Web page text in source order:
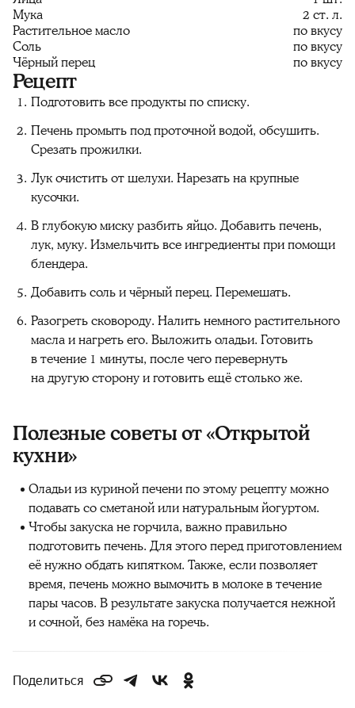
Мука
2 ст. л.
Растительное масло
по вкусу
Соль
по вкусу
Чёрный перец
по вкусу
Рецепт
Подготовить все продукты по списку.
Печень промыть под проточной водой, обсушить.
Срезать прожилки.
Лук очистить от шелухи. Нарезать на крупные
кусочки.
В глубокую миску разбить яйцо. Добавить печень,
лук, муку. Измельчить все ингредиенты при помощи
блендера.
Добавить соль и чёрный перец. Перемешать.
Разогреть сковороду. Налить немного растительного
масла и нагреть его. Выложить оладьи. Готовить
в течение 1 минуты, после чего перевернуть
на другую сторону и готовить ещё столько же.
Полезные советы от «Открытой
кухни»
Оладьи из куриной печени по этому рецепту можно
подавать со сметаной или натуральным йогуртом.
Чтобы закуска не горчила, важно правильно
подготовить печень. Для этого перед приготовлением
её нужно обдать кипятком. Также, если позволяет
время, печень можно вымочить в молоке в течение
пары часов. В результате закуска получается нежной
и сочной, без намёка на горечь.
Поделиться